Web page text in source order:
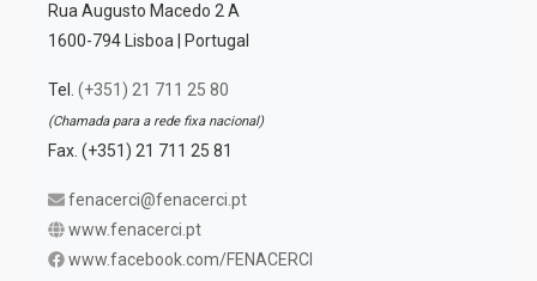
Rua Augusto Macedo 2 A
1600-794 Lisboa | Portugal
Tel. (+351) 21 711 25 80
(Chamada para a rede fixa nacional)
Fax. (+351) 21 711 25 81
fenacerci@fenacerci.pt
www.fenacerci.pt
www.facebook.com/FENACERCI